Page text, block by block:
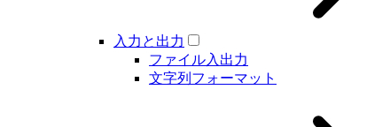
入力と出力
ファイル入出力
文字列フォーマット